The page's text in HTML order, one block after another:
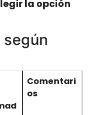
la opción
Comentari
os